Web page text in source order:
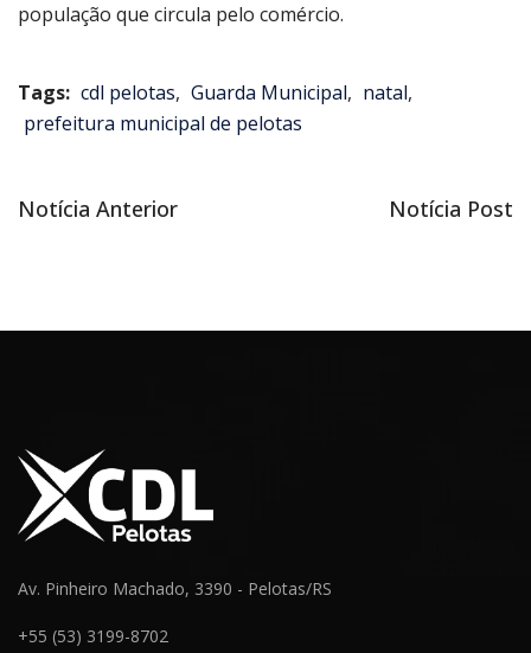
população que circula pelo comércio.
Tags: cdl pelotas, Guarda Municipal, natal,
prefeitura municipal de pelotas
Navegação
Post
Notícia
Notícia Anterior
Próxima
Notícia Post
Av. Pinheiro Machado, 3390 - Pelotas/RS
+55 (53) 3199-8702